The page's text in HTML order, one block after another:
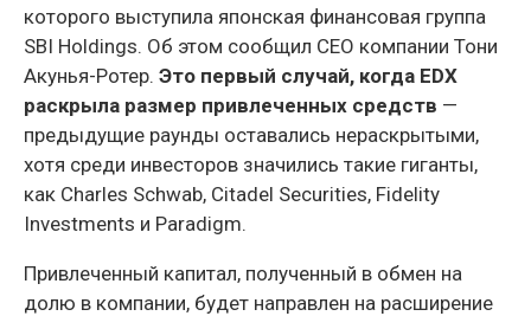
которого выступила японская финансовая группа
SBI Holdings. Об этом сообщил CEO компании Тони
Акунья-Ротер. Это первый случай, когда EDX
раскрыла размер привлеченных средств —
предыдущие раунды оставались нераскрытыми,
хотя среди инвесторов значились такие гиганты,
как Charles Schwab, Citadel Securities, Fidelity
Investments и Paradigm.
Привлеченный капитал, полученный в обмен на
долю в компании, будет направлен на расширение